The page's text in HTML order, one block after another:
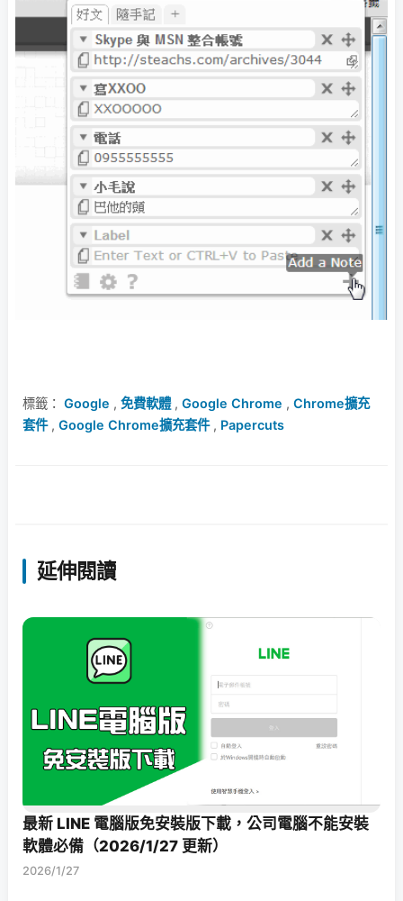
標籤： Google , 免費軟體, Google Chrome , Chrome擴充
套件, Google Chrome擴充套件, Papercuts
延伸閱讀
最新 LINE 電腦版免安裝版下載，公司電腦不能安裝
軟體必備（2026/1/27 更新）
2026/1/27